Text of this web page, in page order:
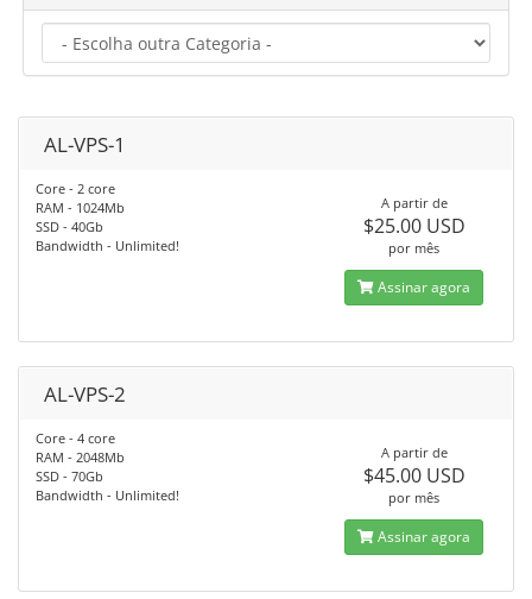
AL-VPS-1
Core - 2 core
RAM - 1024Mb
SSD - 40Gb
Bandwidth - Unlimited!
A partir de
$25.00 USD
por mês
Assinar agora
AL-VPS-2
Core - 4 core
RAM - 2048Mb
SSD - 70Gb
Bandwidth - Unlimited!
A partir de
$45.00 USD
por mês
Assinar agora